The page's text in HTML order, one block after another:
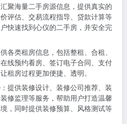
汇聚海量二手房源信息，提供真实的
评估、交易流程指导、贷款计算等
快速找到心仪的二手房，并安全完
供各类租房信息，包括整租、合租、
线预约看房、签订电子合同、支付
租房过程更加便捷、透明。
：提供装修设计、装修公司推荐、装
修监理等服务，帮助用户打造温馨
，同时提供装修预算、风格测试等